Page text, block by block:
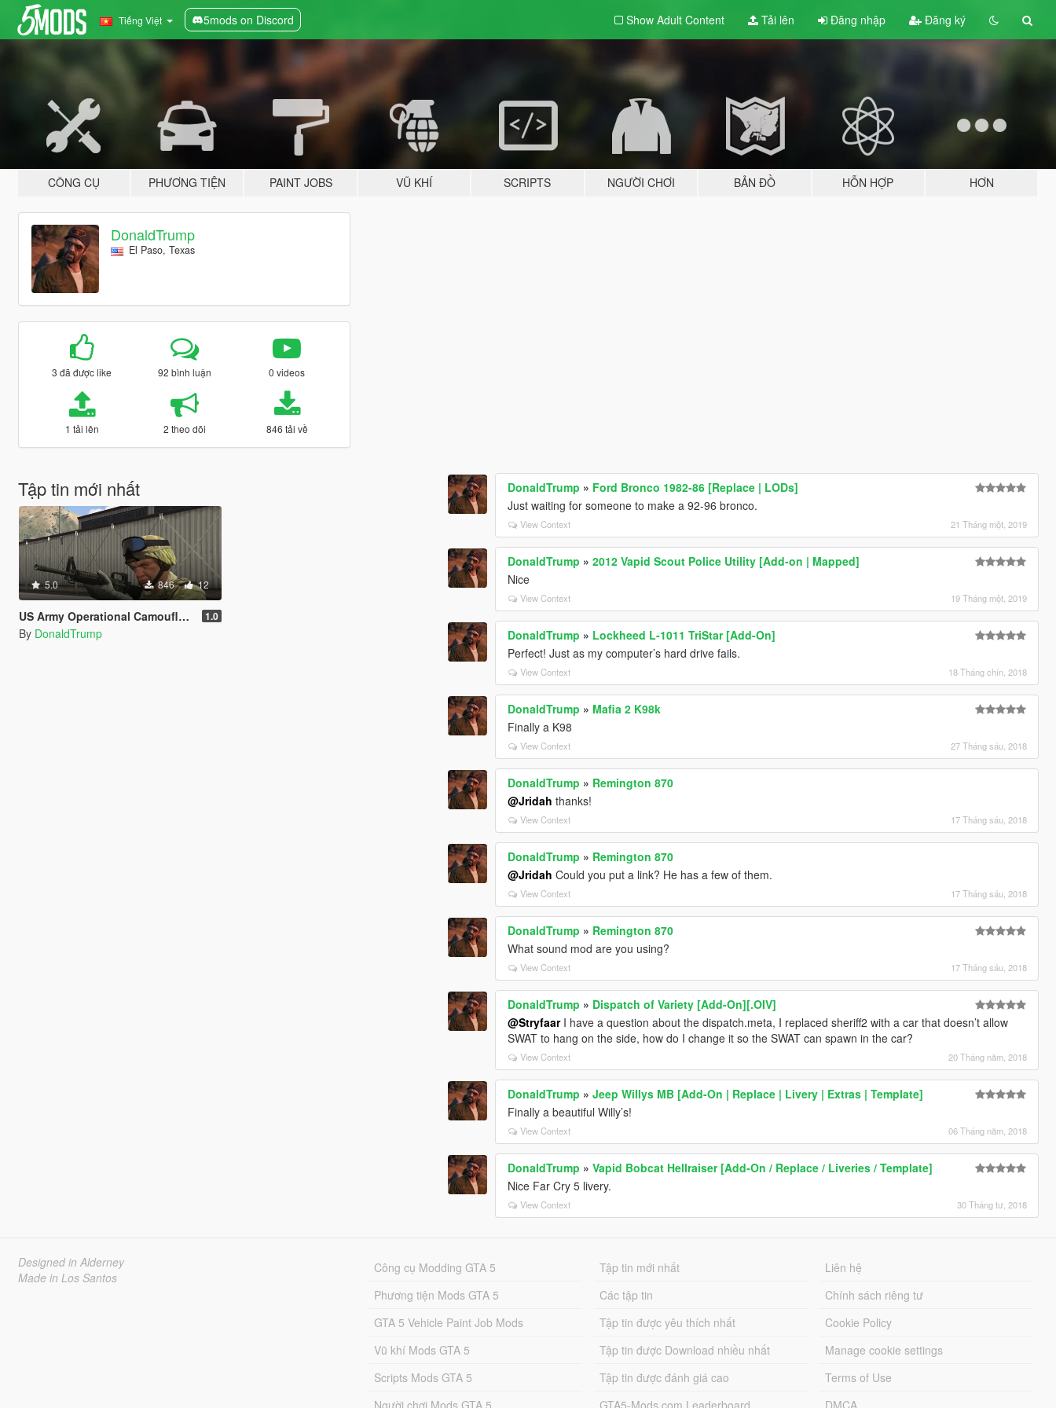
Tiếng Việt 5mods on Discord Show Adult Content Tải lên Đăng nhập Đăng ký
CÔNG CỤ PHƯƠNG TIỆN PAINT JOBS VŨ KHÍ SCRIPTS NGƯỜI CHƠI BẢN ĐỒ HỖN HỢP HƠN
DonaldTrump
El Paso, Texas
3 đã được like 92 bình luận 0 videos
1 tải lên 2 theo dõi 846 tải về
Tập tin mới nhất
5.0 846 12
US Army Operational Camouflage Pattern (OCP) Uniform Addon 1.0
By DonaldTrump
DonaldTrump » Ford Bronco 1982-86 [Replace | LODs]
Just waiting for someone to make a 92-96 bronco.
View Context 21 Tháng một, 2019
DonaldTrump »2012 Vapid Scout Police Utility [Add-on | Mapped]
Nice
View Context 19 Tháng một, 2019
DonaldTrump » Lockheed L-1011 TriStar [Add-On]
Perfect! Just as my computer’s hard drive fails.
View Context 18 Tháng chín, 2018
DonaldTrump » Mafia 2 K98k
Finally a K98
View Context 27 Tháng sáu, 2018
DonaldTrump » Remington 870
@Jridah thanks!
View Context 17 Tháng sáu, 2018
DonaldTrump » Remington 870
@Jridah Could you put a link? He has a few of them.
View Context 17 Tháng sáu, 2018
DonaldTrump » Remington 870
What sound mod are you using?
View Context 17 Tháng sáu, 2018
DonaldTrump » Dispatch of Variety [Add-On][.OIV]
@StryfaarI have a question about the dispatch.meta, I replaced sheriff2 with a car that doesn’t allow
SWAT to hang on the side, how do I change it so the SWAT can spawn in the car?
View Context 20 Tháng năm, 2018
DonaldTrump »Jeep Willys MB [Add-On | Replace | Livery | Extras | Template]
Finally a beautiful Willy’s!
View Context 06 Tháng năm, 2018
DonaldTrump »Vapid Bobcat Hellraiser [Add-On / Replace / Liveries / Template]
Nice Far Cry 5 livery.
View Context 30 Tháng tư, 2018
Designed in Alderney
Made in Los Santos
Công cụ Modding GTA 5
Phương tiện Mods GTA 5
GTA 5 Vehicle Paint Job Mods
Vũ khí Mods GTA 5
Scripts Mods GTA 5
Người chơi Mods GTA 5
Tập tin mới nhất
Các tập tin
Tập tin được yêu thích nhất
Tập tin được Download nhiều nhất
Tập tin được đánh giá cao
GTA5-Mods.com Leaderboard
Liên hệ
Chính sách riêng tư
Cookie Policy
Manage cookie settings
Terms of Use
DMCA